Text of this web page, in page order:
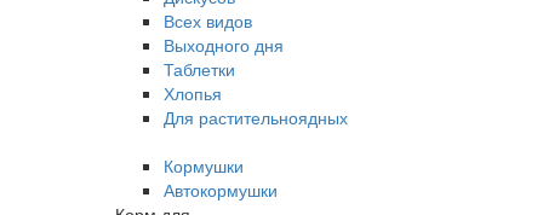
Всех видов
Выходного дня
Таблетки
Хлопья
Для растительноядных
Кормушки
Автокормушки